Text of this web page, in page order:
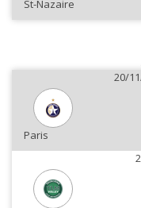
St-Nazaire
20/
Paris